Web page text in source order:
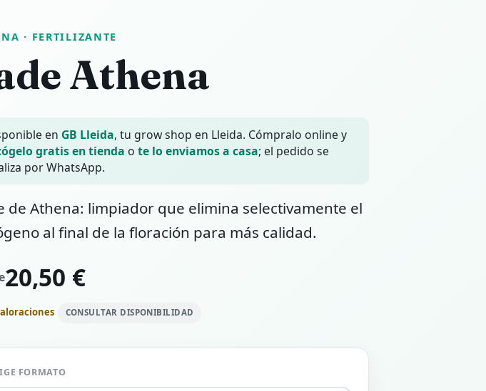
· FERTILIZANTE
Athena
en GB Lleida, tu grow shop en Lleida. Cómpralo online y
gratis en tienda o te lo enviamos a casa; el pedido se
por WhatsApp.
de Athena: limpiador que elimina selectivamente el
al final de la floración para más calidad.
20,50 €
CONSULTAR DISPONIBILIDAD
FORMATO